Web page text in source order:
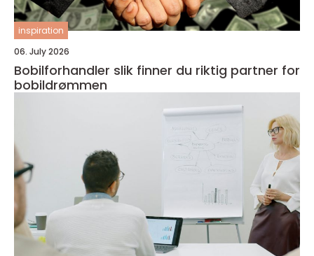
inspiration
06. July 2026
Bobilforhandler slik finner du riktig partner for
bobildrømmen